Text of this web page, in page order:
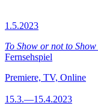
1.5.2023
To Show or not to Show
Fernsehspiel
Premiere, TV, Online
15.3.—15.4.2023